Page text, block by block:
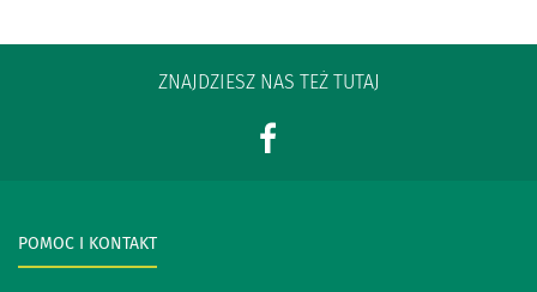
ZNAJDZIESZ NAS TEŻ TUTAJ
POMOC I KONTAKT